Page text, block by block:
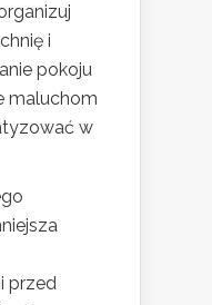
i
pokoju
maluchom
w
przed